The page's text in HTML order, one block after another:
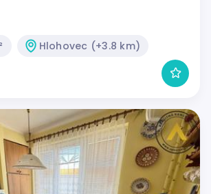
Hlohovec (+3.8 km)